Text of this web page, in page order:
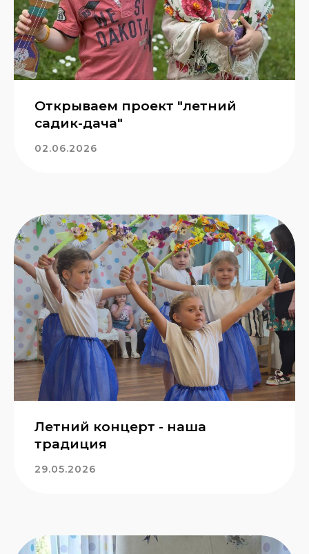
Открываем проект "летний
садик-дача"
02.06.2026
Летний концерт - наша
традиция
29.05.2026
Записаться на экскурсию
Я даю согласие на обработку
персональных данных в соответствии
сполитикой конфиденциальности
Отправить